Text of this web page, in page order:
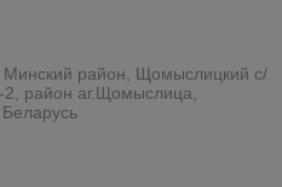
Минский район, Щомыслицкий с/
район аг.Щомыслица,